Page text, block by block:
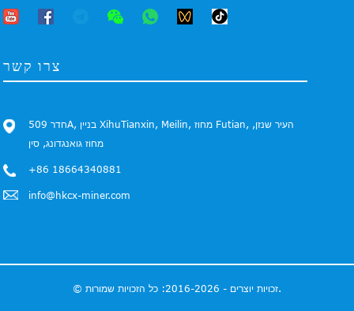
צרו קשר
חדר 509A, בניין XihuTianxin, Meilin, מחוז Futian, העיר שנזן,
מחוז גואנגדונג, סין
+86 18664340881
info@hkcx-miner.com
© זכויות יוצרים - 2016-2026: כל הזכויות שמורות.